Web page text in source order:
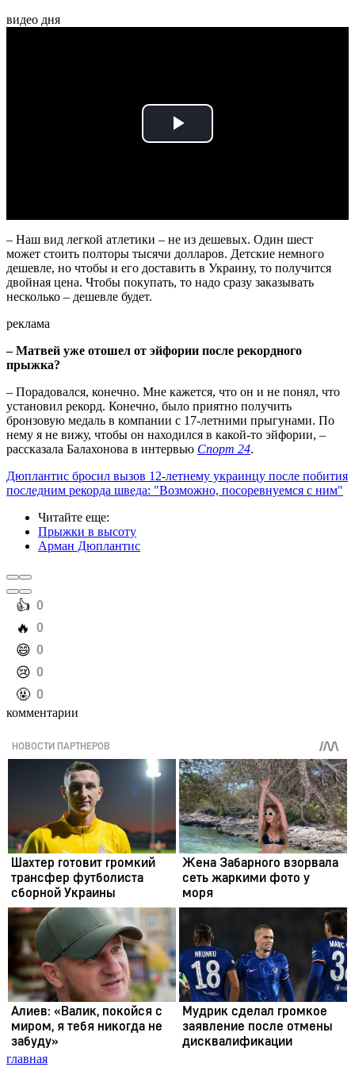
видео дня
Play
– Наш вид легкой атлетики – не из дешевых. Один шест
может стоить полторы тысячи долларов. Детские немного
дешевле, но чтобы и его доставить в Украину, то получится
двойная цена. Чтобы покупать, то надо сразу заказывать
несколько – дешевле будет.
реклама
– Матвей уже отошел от эйфории после рекордного
прыжка?
– Порадовался, конечно. Мне кажется, что он и не понял, что
установил рекорд. Конечно, было приятно получить
бронзовую медаль в компании с 17-летними прыгунами. По
нему я не вижу, чтобы он находился в какой-то эйфории, –
рассказала Балахонова в интервью Спорт 24.
Дюплантис бросил вызов 12-летнему украинцу после побития
последним рекорда шведа: "Возможно, посоревнуемся с ним"
Читайте еще:
Прыжки в высоту
Арман Дюплантис
️👍 0
️🔥 0
️😄 0
️😢 0
️🤬 0
комментарии
главная